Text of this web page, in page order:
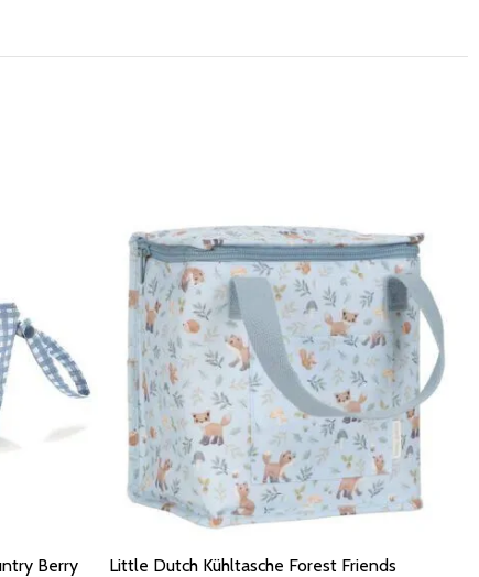
Berry
Little Dutch Kühltasche Forest Friends